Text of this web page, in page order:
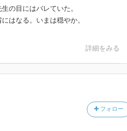
の目にはバレていた。
はなる。いまは穏やか。
詳細をみる
フォロー